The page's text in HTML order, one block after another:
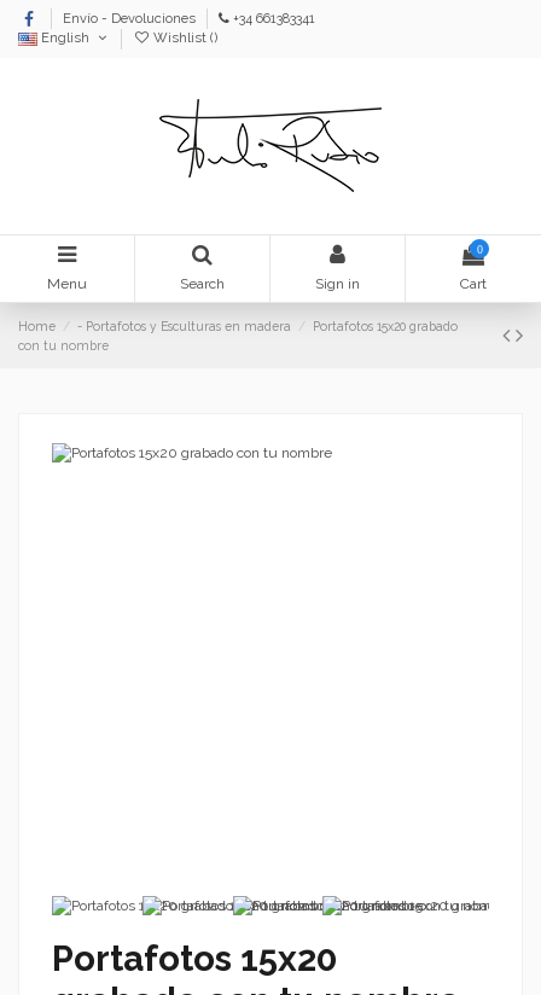
Envío - Devoluciones
+34 661383341
English
Wishlist ()
Menu Search Sign in
0
Cart
Home - Portafotos y Esculturas en madera
Portafotos 15x20 grabado
con tu nombre
Portafotos 15x20